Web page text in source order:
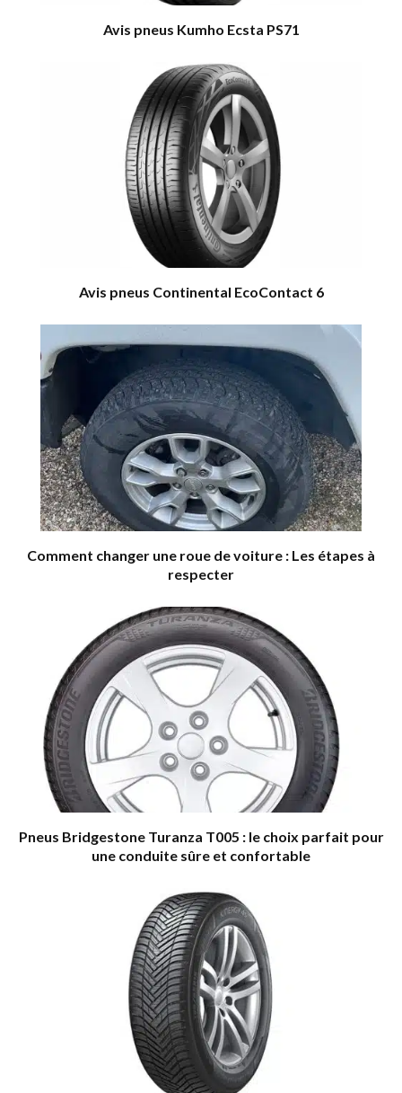
Avis pneus Kumho Ecsta PS71
Avis pneus Continental EcoContact 6
Comment changer une roue de voiture : Les étapes à
respecter
Pneus Bridgestone Turanza T005 : le choix parfait pour
une conduite sûre et confortable